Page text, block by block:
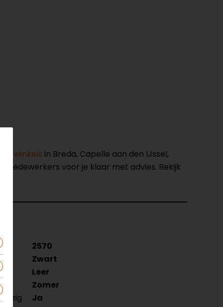
winkels in Breda, Capelle aan den IJssel,
voor je klaar met advies. Bekijk
2570
Zwart
Leer
Zomer
Ja